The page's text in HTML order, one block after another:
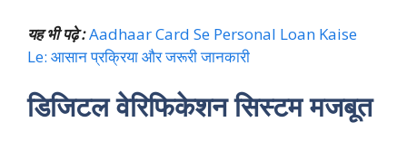
यह भी पढ़े :Aadhaar Card Se Personal Loan Kaise
Le: आसान प्रक्रिया और जरूरी जानकारी
डिजिटल वेरिफिकेशन सिस्टम मजबूत